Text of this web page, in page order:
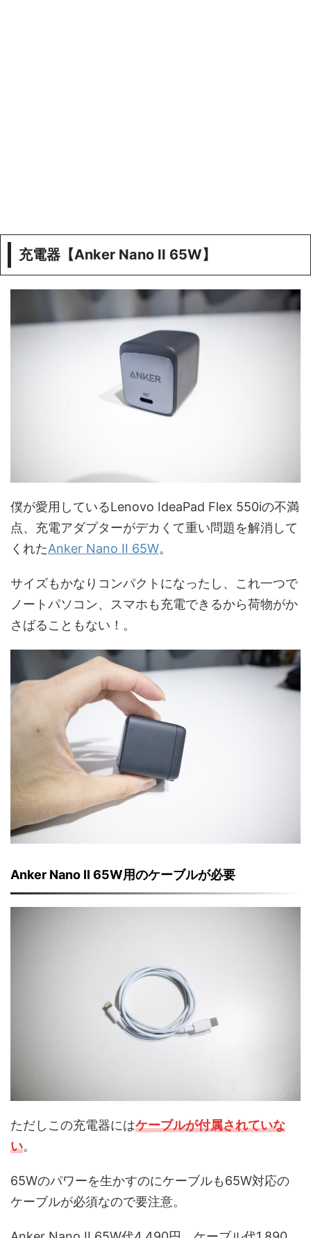
充電器【Anker Nano II 65W】
僕が愛用しているLenovo IdeaPad Flex 550iの不満
点、充電アダプターがデカくて重い問題を解消して
くれたAnker Nano II 65W。
サイズもかなりコンパクトになったし、これ一つで
ノートパソコン、スマホも充電できるから荷物がか
さばることもない！。
Anker Nano II 65W用のケーブルが必要
ただしこの充電器にはケーブルが付属されていな
い。
65Wのパワーを生かすのにケーブルも65W対応の
ケーブルが必須なので要注意。